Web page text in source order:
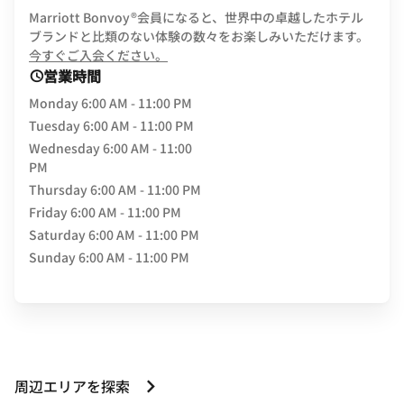
Marriott Bonvoy®会員になると、世界中の卓越したホテル
ブランドと比類のない体験の数々をお楽しみいただけます。
今すぐご入会ください。
営業時間
Monday6:00 AM - 11:00 PM
Tuesday6:00 AM - 11:00 PM
Wednesday6:00 AM - 11:00
PM
Thursday6:00 AM - 11:00 PM
Friday6:00 AM - 11:00 PM
Saturday6:00 AM - 11:00 PM
Sunday6:00 AM - 11:00 PM
周辺エリアを探索